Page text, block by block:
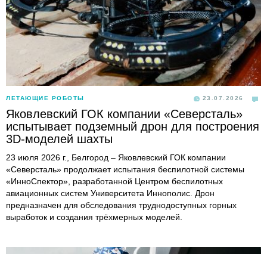
ЛЕТАЮЩИЕ РОБОТЫ 23.07.2026
Яковлевский ГОК компании «Северсталь»
испытывает подземный дрон для построения
3D-моделей шахты
23 июля 2026 г., Белгород – Яковлевский ГОК компании
«Северсталь» продолжает испытания беспилотной системы
«ИнноСпектор», разработанной Центром беспилотных
авиационных систем Университета Иннополис. Дрон
предназначен для обследования труднодоступных горных
выработок и создания трёхмерных моделей.